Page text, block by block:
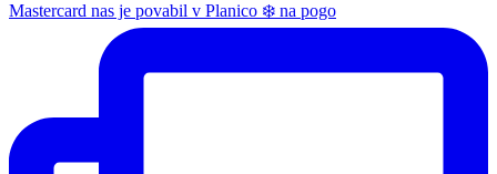
Mastercard nas je povabil v Planico ❄️ na pogo